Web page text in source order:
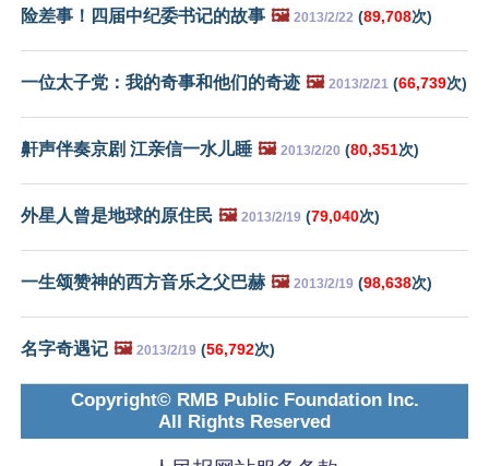
险差事！四届中纪委书记的故事 🖼️ 2013/2/22 (89,708次)
一位太子党：我的奇事和他们的奇迹 🖼️ 2013/2/21 (66,739次)
鼾声伴奏京剧 江亲信一水儿睡 🖼️ 2013/2/20 (80,351次)
外星人曾是地球的原住民 🖼️ 2013/2/19 (79,040次)
一生颂赞神的西方音乐之父巴赫 🖼️ 2013/2/19 (98,638次)
名字奇遇记 🖼️ 2013/2/19 (56,792次)
Copyright© RMB Public Foundation Inc.
All Rights Reserved